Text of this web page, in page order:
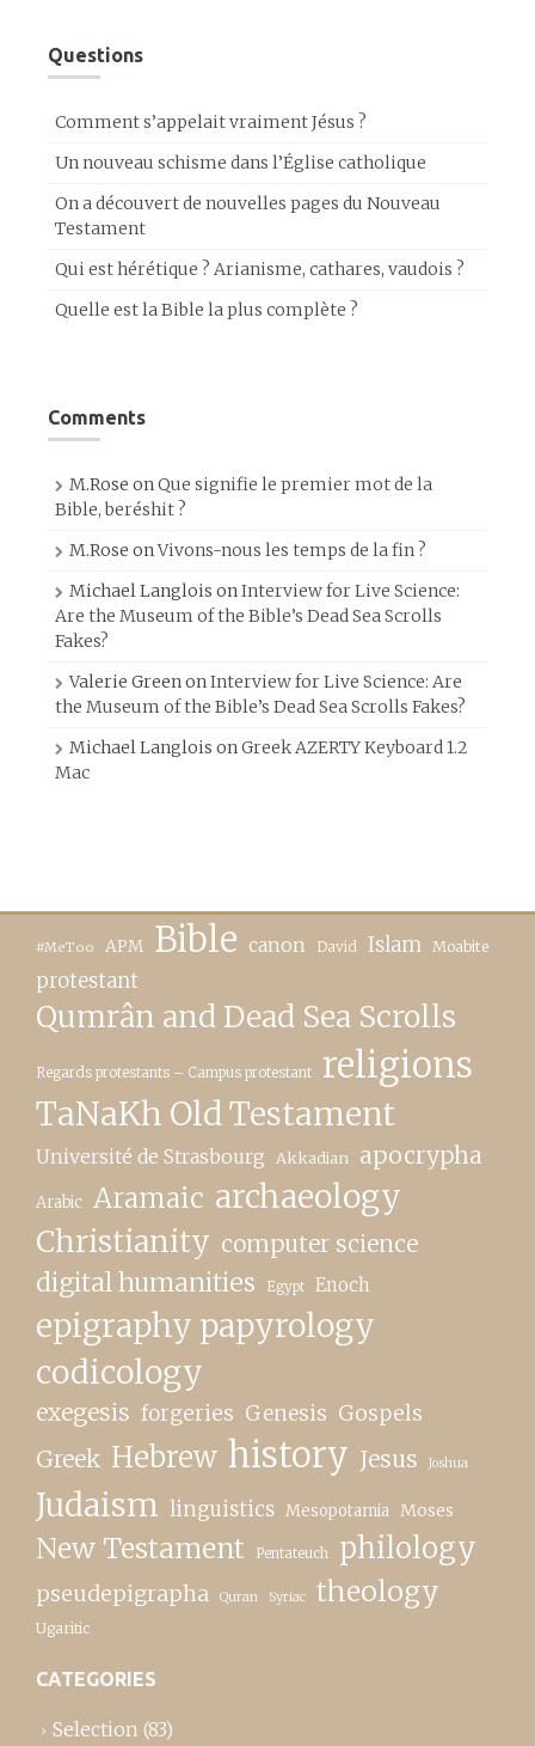
Questions
Comment s’appelait vraiment Jésus ?
Un nouveau schisme dans l’Église catholique
On a découvert de nouvelles pages du Nouveau
Testament
Qui est hérétique ? Arianisme, cathares, vaudois ?
Quelle est la Bible la plus complète ?
Comments
M.Rose onQue signifie le premier mot de la
Bible, beréshit ?
M.Rose onVivons-nous les temps de la fin ?
Michael Langlois onInterview for Live Science:
Are the Museum of the Bible’s Dead Sea Scrolls
Fakes?
Valerie GreenonInterview for Live Science: Are
the Museum of the Bible’s Dead Sea Scrolls Fakes?
Michael Langlois onGreek AZERTY Keyboard 1.2
Mac
#MeToo APM Bible canon David Islam Moabite
protestant
Qumrân and Dead Sea Scrolls
Regards protestants – Campus protestant religions
TaNaKh Old Testament
Université de Strasbourg Akkadian apocrypha
Arabic Aramaic archaeology
Christianity computer science
digital humanities Egypt Enoch
epigraphy papyrology
codicology
exegesis forgeries Genesis Gospels
Greek Hebrew history Jesus Joshua
Judaism linguistics Mesopotamia Moses
New Testament Pentateuch philology
pseudepigrapha Quran Syriac theology
Ugaritic
CATEGORIES
Selection (83)